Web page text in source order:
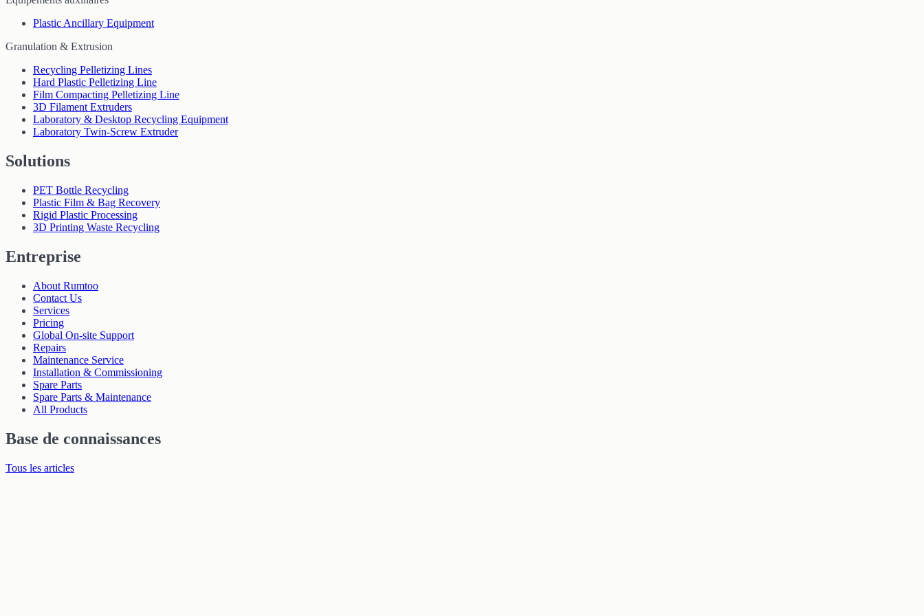
Plastic Ancillary Equipment
Granulation & Extrusion
Recycling Pelletizing Lines
Hard Plastic Pelletizing Line
Film Compacting Pelletizing Line
3D Filament Extruders
Laboratory & Desktop Recycling Equipment
Laboratory Twin-Screw Extruder
Solutions
PET Bottle Recycling
Plastic Film & Bag Recovery
Rigid Plastic Processing
3D Printing Waste Recycling
Entreprise
About Rumtoo
Contact Us
Services
Pricing
Global On-site Support
Repairs
Maintenance Service
Installation & Commissioning
Spare Parts
Spare Parts & Maintenance
All Products
Base de connaissances
Tous les articles